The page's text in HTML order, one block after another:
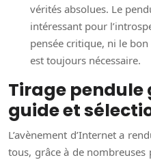
vérités absolues. Le
intéressant pour
pensée critique, ni le
est toujours nécessaire.
Tirage pendule
guide et
L’avènement d’Internet a
tous, grâce à de